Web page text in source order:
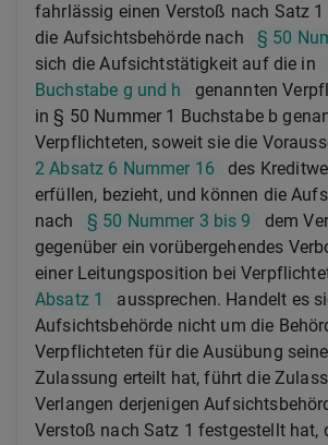
fahrlässig einen Verstoß nach Satz 1
die Aufsichtsbehörde nach
§ 50
sich die Aufsichtstätigkeit auf die in
Buchstabe g und h
genannten
in § 50 Nummer 1 Buchstabe b
Verpflichteten, soweit sie die
2 Absatz 6 Nummer 16
des
erfüllen, bezieht, und können die
nach
§ 50 Nummer 3 bis 9
dem
gegenüber ein vorübergehendes
einer Leitungsposition bei
Absatz 1
aussprechen. Handelt es
Aufsichtsbehörde nicht um die
Verpflichteten für die Ausübung
Zulassung erteilt hat, führt die
Verlangen derjenigen
Verstoß nach Satz 1 festgestellt hat,